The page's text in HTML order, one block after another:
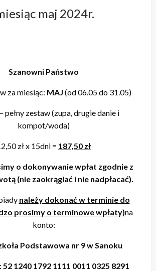
maj 2024r.
Szanowni Państwo
za miesiąc: MAJ (od 06.05 do 31.05)
– pełny zestaw (zupa, drugie danie i
kompot/woda)
zł x 15dni = 187,50 zł
o dokonywanie wpłat zgodnie z
(nie zaokrąglać i nie nadpłacać).
należy dokonać w terminie do
prosimy o terminowe wpłaty)na
konto:
Podstawowa nr 9 w Sanoku
52 1240 1792 1111 0011 0325 8291